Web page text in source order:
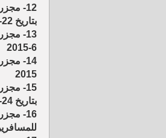
بتاريخ 22-6-2015
6-2015
2015
بتاريخ 24-6-2015
16-
للمسافرين راح